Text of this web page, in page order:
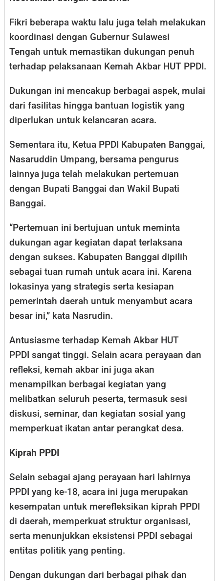
Fikri beberapa waktu lalu juga telah melakukan
koordinasi dengan Gubernur Sulawesi
Tengah untuk memastikan dukungan penuh
terhadap pelaksanaan Kemah Akbar HUT PPDI.
Dukungan ini mencakup berbagai aspek, mulai
dari fasilitas hingga bantuan logistik yang
diperlukan untuk kelancaran acara.
Sementara itu, Ketua PPDI Kabupaten Banggai,
Nasaruddin Umpang, bersama pengurus
lainnya juga telah melakukan pertemuan
dengan Bupati Banggai dan Wakil Bupati
Banggai.
“Pertemuan ini bertujuan untuk meminta
dukungan agar kegiatan dapat terlaksana
dengan sukses. Kabupaten Banggai dipilih
sebagai tuan rumah untuk acara ini. Karena
lokasinya yang strategis serta kesiapan
pemerintah daerah untuk menyambut acara
besar ini,” kata Nasrudin.
Antusiasme terhadap Kemah Akbar HUT
PPDI sangat tinggi. Selain acara perayaan dan
refleksi, kemah akbar ini juga akan
menampilkan berbagai kegiatan yang
melibatkan seluruh peserta, termasuk sesi
diskusi, seminar, dan kegiatan sosial yang
memperkuat ikatan antar perangkat desa.
Kiprah PPDI
Selain sebagai ajang perayaan hari lahirnya
PPDI yang ke-18, acara ini juga merupakan
kesempatan untuk merefleksikan kiprah PPDI
di daerah, memperkuat struktur organisasi,
serta menunjukkan eksistensi PPDI sebagai
entitas politik yang penting.
Dengan dukungan dari berbagai pihak dan